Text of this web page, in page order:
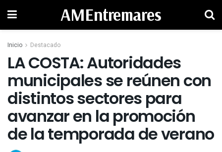
AMEntremares
Inicio Destacado
LA COSTA: Autoridades
municipales se reúnen con
distintos sectores para
avanzar en la promoción
de la temporada de verano